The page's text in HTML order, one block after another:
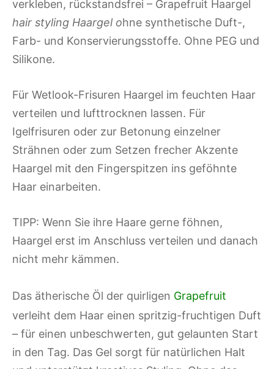
verkleben, rückstandsfrei – Grapefruit Haargel
hair styling Haargel ohne synthetische Duft-,
Farb- und Konservierungsstoffe. Ohne PEG und
Silikone.
Für Wetlook-Frisuren Haargel im feuchten Haar
verteilen und lufttrocknen lassen. Für
Igelfrisuren oder zur Betonung einzelner
Strähnen oder zum Setzen frecher Akzente
Haargel mit den Fingerspitzen ins geföhnte
Haar einarbeiten.
TIPP: Wenn Sie ihre Haare gerne föhnen,
Haargel erst im Anschluss verteilen und danach
nicht mehr kämmen.
Das ätherische Öl der quirligen Grapefruit
verleiht dem Haar einen spritzig-fruchtigen Duft
– für einen unbeschwerten, gut gelaunten Start
in den Tag. Das Gel sorgt für natürlichen Halt